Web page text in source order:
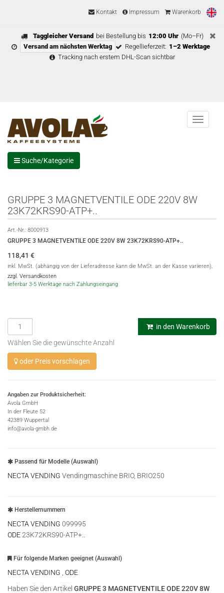
Kontakt Impressum Warenkorb
Taggleicher Versand bei Bestellung bis 12:00 Uhr (Mo–Fr)
Versand am nächsten Werktag
Regellieferzeit: 1–2 Werktage
Tracking nach erstem DHL-Scan sichtbar
Menu
Suche/Kategorie
GRUPPE 3 MAGNETVENTILE ODE 220V 8W
23K72KRS90-ATP+..
Art.-Nr.: 8000913
GRUPPE 3 MAGNETVENTILE ODE 220V 8W 23K72KRS90-ATP+..
118,41 €
inkl. MwSt. (abhängig von der Lieferadresse kann die MwSt. an der Kasse variieren),
zzgl. Versandkosten
lieferbar 3-5 Werktage nach Zahlungseingang
in den Warenkorb
Wählen Sie die gewünschte Anzahl
oder Preis vorschlagen
Angaben zur Produktsicherheit:
Avola GmbH
In der Fleute 52
42389 Wuppertal
info@avola-gmbh.de
Passend für Modelle (Auswahl)
NECTA VENDING Vendingmaschine BRIO, BRIO250
Herstellernummern
NECTA VENDING 099995
ODE23K72KRS90-ATP+..
Für folgende Marken geeignet (Auswahl)
NECTA VENDING
ODE
Haben Sie den Artikel GRUPPE 3 MAGNETVENTILE ODE 220V 8W